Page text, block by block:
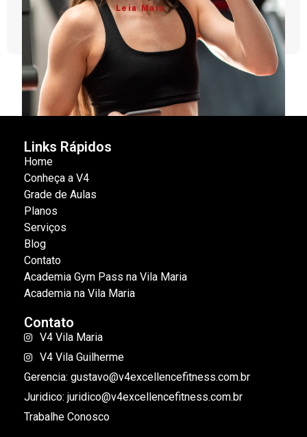
Leia Mais
Links Rápidos
Home
Conheça a V4
Grade de Aulas
Planos
Serviços
Blog
Contato
Academia Gym Pass na Vila Maria
Academia na Vila Maria
Contato
V4 Vila Maria
V4 Vila Guilherme
Gerencia: gustavo@v4excellencefitness.com.br
Juridico: juridico@v4excellencefitness.com.br
Trabalhe Conosco